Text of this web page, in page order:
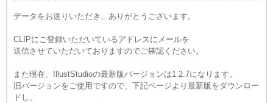
データをお送りいただき、ありがとうございます。
CLIPにご登録いただいているアドレスにメールを
送信させていただいておりますのでご確認ください。
また現在、IllustStudioの最新版バージョンは1.2.7になります。
旧バージョンをご使用ですので、下記ページより最新版をダウンロー
ドし、